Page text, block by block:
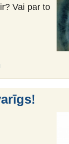
Vai par to